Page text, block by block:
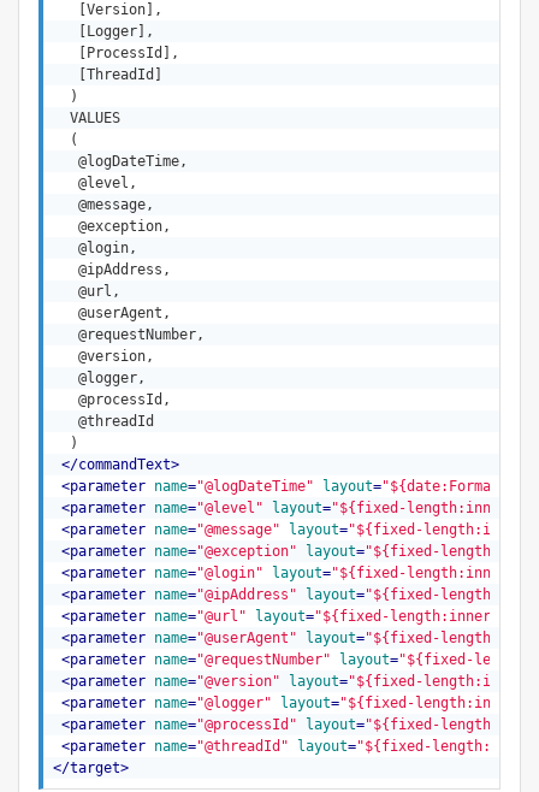
   [Version],
   [Logger],
   [ProcessId],
   [ThreadId]
  )
  VALUES
  (
   @logDateTime,
   @level,
   @message,
   @exception,
   @login,
   @ipAddress,
   @url,
   @userAgent,
   @requestNumber,
   @version,
   @logger,
   @processId,
   @threadId
  )
</commandText>
<parameter name="@logDateTime" layout=
<parameter name="@level" layout="${fixed-
<parameter name="@message" layout="${fixed-
<parameter name="@exception" layout="${fixed-
<parameter name="@login" layout="${fixed-
<parameter name="@ipAddress" layout="${fixed-
<parameter name="@url" layout="${fixed-
<parameter name="@userAgent" layout="${fixed-
<parameter name="@requestNumber" layout="${fixed-
<parameter name="@version" layout="${fixed-
<parameter name="@logger" layout="${fixed-
<parameter name="@processId" layout="${fixed-
<parameter name="@threadId" layout="${fixed-
</target>